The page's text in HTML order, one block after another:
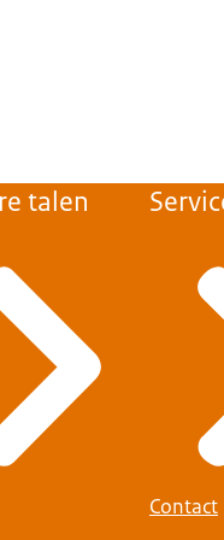
talen
Contact